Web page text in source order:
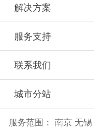
解决方案
服务支持
联系我们
城市分站
服务范围： 南京 无锡